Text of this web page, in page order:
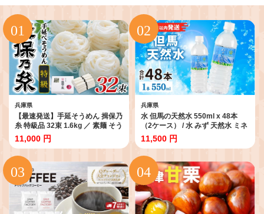
兵庫県
【最速発送】手延そうめん 揖保乃
糸 特級品 32束 1.6kg ／ 素麺 そう
めん 揖保乃糸 手延べそうめん に
ゅうめん にゅう麺 麺 のし ギフト
お歳暮
11,000 円
兵庫県
水 但馬の天然水 550ml x 48本
（2ケース） / 水 みず 天然水 ミネ
ラルウォーター 飲料 飲料水 飲み
水 飲料水 軟水 おいしい天然水 備
蓄水 地震 ウォーター ソフトドリ
ンク ペットボトル PET 550ml 非
加熱 国産 日本製 兵庫県 防災用 備
蓄用 非常用 まとめ買い
11,500 円